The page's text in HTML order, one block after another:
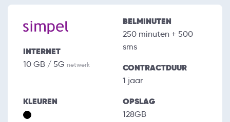
INTERNET
10 GB / 5G netwerk
BELMINUTEN
250 minuten + 500
sms
CONTRACTDUUR
1 jaar
KLEUREN OPSLAG
128GB